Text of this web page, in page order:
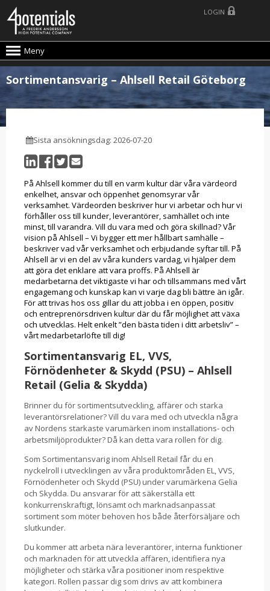
Meny
LOGIN
Sortimentansvarig – Ahlsell Retail Göteborg
Sista ansökningsdag: 2026-07-20
På Ahlsell kommer du till en varm kultur där våra värdeord
enkelhet, ansvar och öppenhet genomsyrar vår
verksamhet. Värdeorden beskriver hur vi arbetar och hur vi
förhåller oss till kunder, leverantörer, samhället och inte
minst, till varandra. Vill du vara med och göra skillnad? Vår
vision på Ahlsell – Vi bygger ett mer hållbart samhälle –
beskriver vad vår verksamhet och erbjudande syftar till. På
Ahlsell är vi en del av våra kunders vardag, vi hjälper dem
att göra det enklare att vara proffs. På Ahlsell är
medarbetarna det viktigaste vi har och tillsammans med vårt
engagemang och kunskap kan vi varje dag bli bättre än igår.
För att trivas hos oss gillar du att jobba i en öppen, positiv
och entreprenörsdriven kultur där du får möjlighet att växa
och utvecklas. Helt enkelt ”den bästa tiden i ditt arbetsliv” –
vårt medarbetarlöfte till dig!
Sortimentansvarig EL, VVS,
Förnödenheter & Skydd (PSU) – Ahlsell
Retail (Gelia & Skydda)
Brinner du för sortimentsutveckling, affärer och starka
leverantörsrelationer? Vill du vara med och utveckla några
av Nordens starkaste varumärken inom installations- och
arbetsmiljöprodukter? Då kan detta vara rollen för dig.
Som Sortimentansvarig inom Ahlsell Retail får du en
nyckelroll i utvecklingen av våra produktområden EL, VVS,
Förnödenheter och Skydd (PSU) under varumärkena Gelia
och Skydda. Du ansvarar för att säkerställa ett
konkurrenskraftigt, lönsamt och marknadsanpassat
sortiment som möter behoven hos både återförsäljare och
slutkunder.
Du kommer att arbeta nära leverantörer, interna funktioner
och marknaden för att utveckla affären, identifiera nya
möjligheter och stärka våra positioner inom respektive
kategori. Rollen passar dig som drivs av att kombinera